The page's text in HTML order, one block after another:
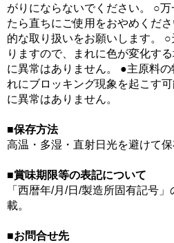
がりにならないでください。 ○
たら直ちにご使用をおやめくだ
的な取り扱いをお願いします。
りますので、まれに色が変化す
に異常はありません。 ●主原料
れにブロッキング現象を起こす
に異常はありません。
■保存方法
高温・多湿・直射日光を避けて
■賞味期限等の表記について
「西暦年/月/日/製造所固有記号
載。
■お問合せ先